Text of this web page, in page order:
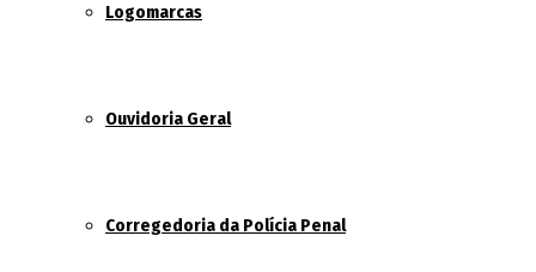
Logomarcas
Ouvidoria Geral
Corregedoria da Polícia Penal